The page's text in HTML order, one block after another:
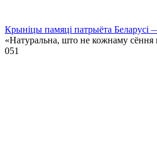
Крыніцы памяці патрыёта
«Натуральна, што не кожнаму сёння
051